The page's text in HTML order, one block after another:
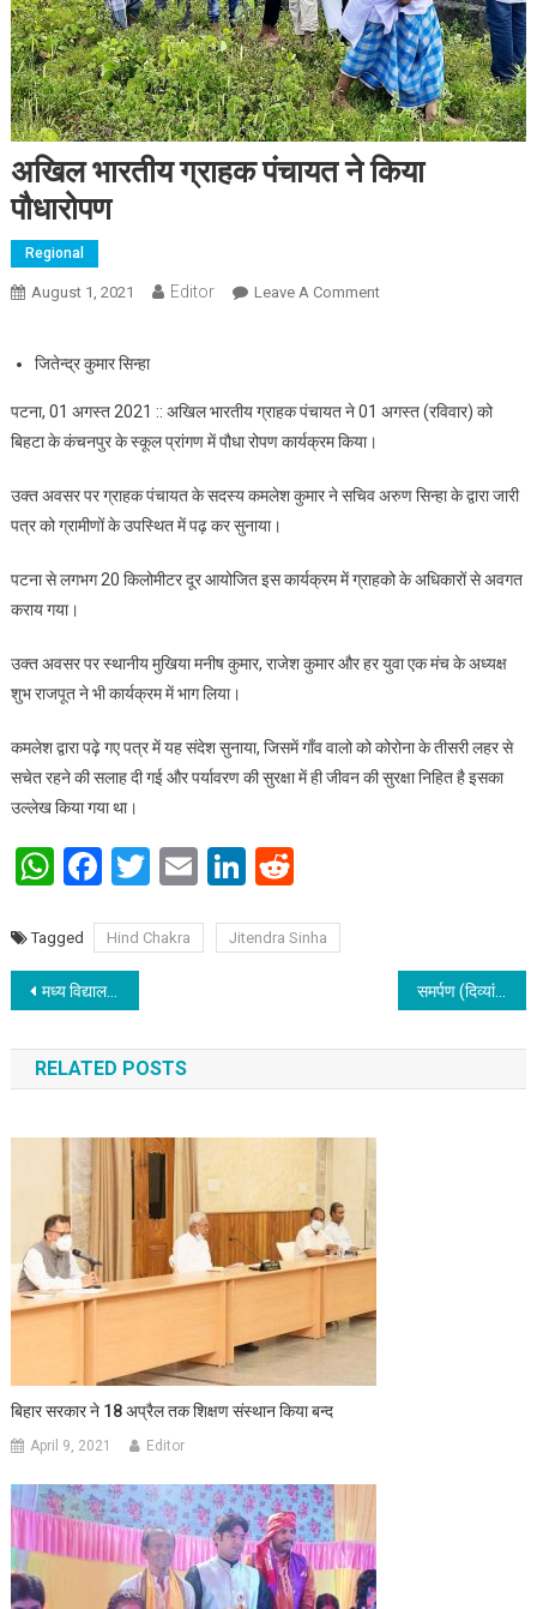
अखिल भारतीय ग्राहक पंचायत ने किया
पौधारोपण
Regional
August 1, 2021 Editor Leave A CommentOn अखिल भारतीय ग्राहक
जितेन्द्र कुमार सिन्हा
पटना, 01 अगस्त 2021 :: अखिल भारतीय ग्राहक पंचायत ने 01 अगस्त (रविवार) को
बिहटा के कंचनपुर के स्कूल प्रांगण में पौधा रोपण कार्यक्रम किया।
उक्त अवसर पर ग्राहक पंचायत के सदस्य कमलेश कुमार ने सचिव अरुण सिन्हा के द्वारा जारी
पत्र को ग्रामीणों के उपस्थित में पढ़ कर सुनाया।
पटना से लगभग 20 किलोमीटर दूर आयोजित इस कार्यक्रम में ग्राहको के अधिकारों से अवगत
कराय गया।
उक्त अवसर पर स्थानीय मुखिया मनीष कुमार, राजेश कुमार और हर युवा एक मंच के अध्यक्ष
शुभ राजपूत ने भी कार्यक्रम में भाग लिया।
कमलेश द्वारा पढ़े गए पत्र में यह संदेश सुनाया, जिसमें गाँव वालो को कोरोना के तीसरी लहर से
सचेत रहने की सलाह दी गई और पर्यावरण की सुरक्षा में ही जीवन की सुरक्षा निहित है इसका
उल्लेख किया गया था।
WhatsApp
Facebook
Twitter
EmailLinkedIn
Reddit
Tagged Hind Chakra Jitendra Sinha
Post navigation
मध्य विद्यालय कुरथौल के प्रधानाध्यापक आनंद कुमार झा हुए सेवा निवृत्त समर्पण (दिव्‍यांग को समर्पित संस्था) का 25वॉं स्‍थापना दिवस पर “सिल्‍वर जुवली” भव्य आयोजन किया गया
RELATED POSTS
बिहार सरकार ने 18 अप्रैल तक शिक्षण संस्थान किया बन्द
April 9, 2021 Editor